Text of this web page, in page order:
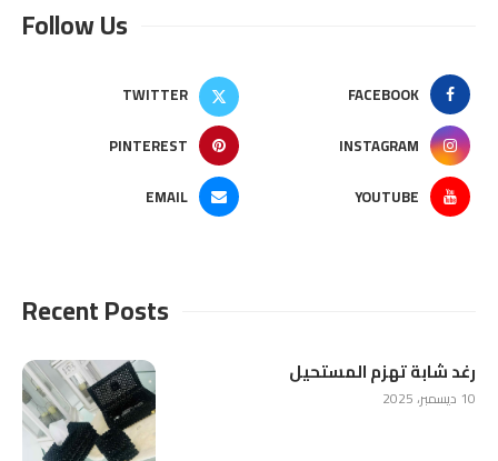
Follow Us
FACEBOOK
TWITTER
INSTAGRAM
PINTEREST
YOUTUBE
EMAIL
Recent Posts
رغد شابة تهزم المستحيل
10 ديسمبر، 2025